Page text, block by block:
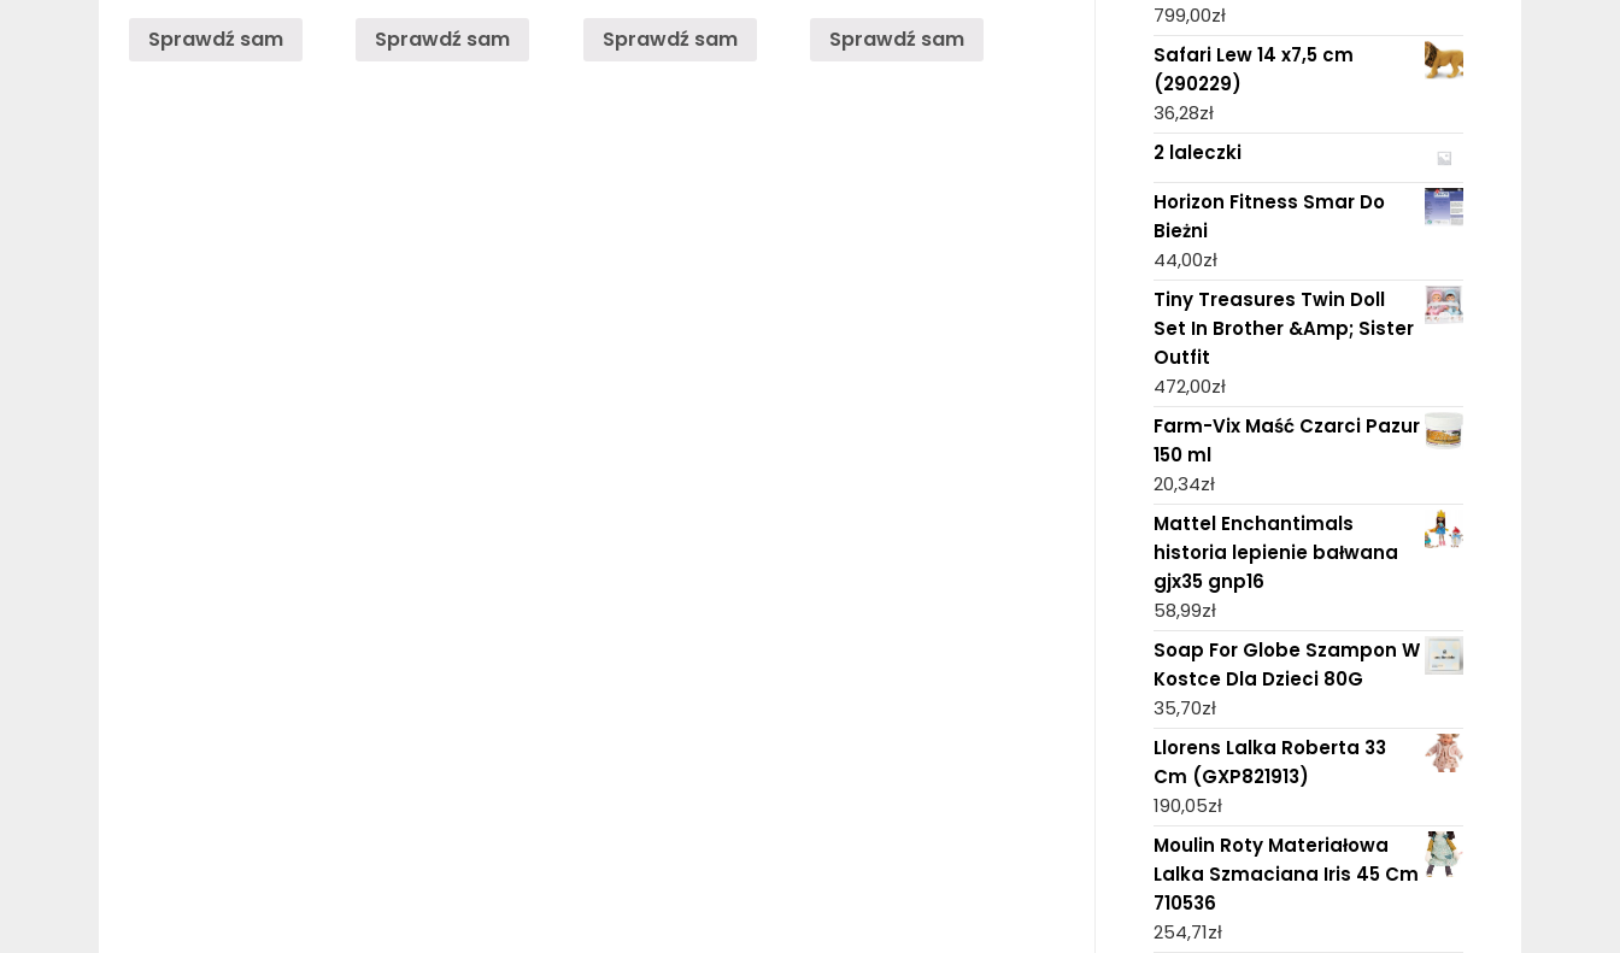
Sprawdź sam
Modular Granat
Sprawdź sam Sprawdź sam Sprawdź sam
799,00zł
Safari Lew 14 x7,5 cm
(290229)
36,28zł
2 laleczki
Horizon Fitness Smar Do
Bieżni
44,00zł
Tiny Treasures Twin Doll
Set In Brother &Amp; Sister
Outfit
472,00zł
Farm-Vix Maść Czarci Pazur
150 ml
20,34zł
Mattel Enchantimals
historia lepienie bałwana
gjx35 gnp16
58,99zł
Soap For Globe Szampon W
Kostce Dla Dzieci 80G
35,70zł
Llorens Lalka Roberta 33
Cm (GXP821913)
190,05zł
Moulin Roty Materiałowa
Lalka Szmaciana Iris 45 Cm
710536
254,71zł